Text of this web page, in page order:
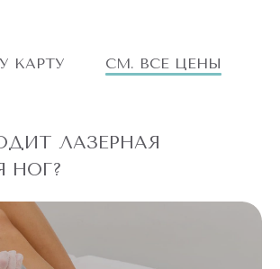
КАРТУ СМ. ВСЕ ЦЕНЫ
ЛАЗЕРНАЯ
НОГ?